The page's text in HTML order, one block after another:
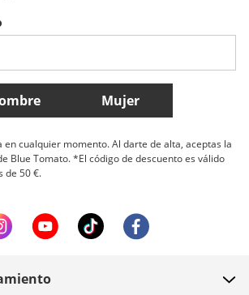
Danmark Norge
Más países
Mujer
en cualquier momento. Al darte de alta, aceptas la
Blue Tomato. *El código de descuento es válido
de 50 €.